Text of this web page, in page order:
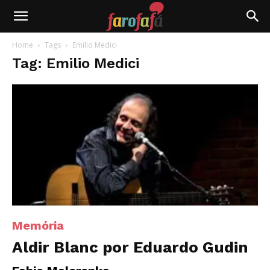
Farofafá
Home Tags Emilio Medici
Tag: Emilio Medici
Memória
Aldir Blanc por Eduardo Gudin